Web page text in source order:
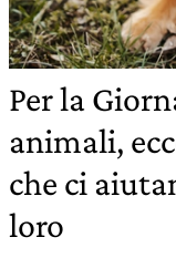
Per la
animali,
che ci
loro